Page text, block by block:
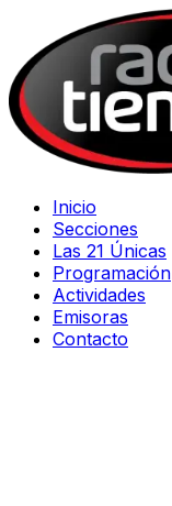
Inicio
Secciones
Las 21 Únicas
Programación
Actividades
Emisoras
Contacto